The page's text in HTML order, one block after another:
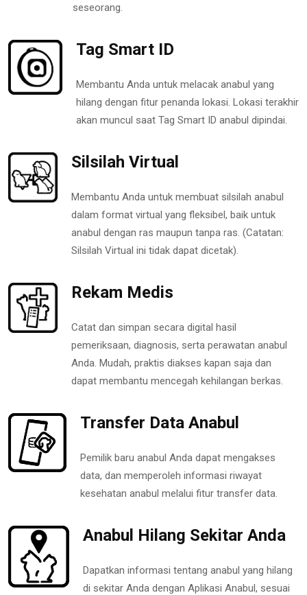
seseorang.
Tag Smart ID
Membantu Anda untuk melacak anabul yang
hilang dengan fitur penanda lokasi. Lokasi terakhir
akan muncul saat Tag Smart ID anabul dipindai.
Silsilah Virtual
Membantu Anda untuk membuat silsilah anabul
dalam format virtual yang fleksibel, baik untuk
anabul dengan ras maupun tanpa ras. (Catatan:
Silsilah Virtual ini tidak dapat dicetak).
Rekam Medis
Catat dan simpan secara digital hasil
pemeriksaan, diagnosis, serta perawatan anabul
Anda. Mudah, praktis diakses kapan saja dan
dapat membantu mencegah kehilangan berkas.
Transfer Data Anabul
Pemilik baru anabul Anda dapat mengakses
data, dan memperoleh informasi riwayat
kesehatan anabul melalui fitur transfer data.
Anabul Hilang Sekitar Anda
Dapatkan informasi tentang anabul yang hilang
di sekitar Anda dengan Aplikasi Anabul, sesuai